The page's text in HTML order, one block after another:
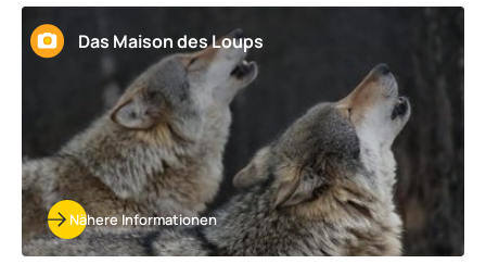
Das Maison des Loups
Nähere Informationen